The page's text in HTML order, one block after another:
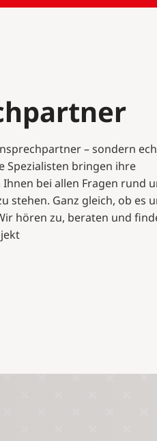
– sondern
Spezialisten bringen ihre
bei allen Fragen rund
stehen. Ganz gleich, ob es
hören zu, beraten und